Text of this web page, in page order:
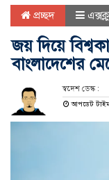
প্রচ্ছদ
জয় দিয়ে
বাংলাদেশের
স্বদেশ ডেস্ক :
আপডেট টাইম